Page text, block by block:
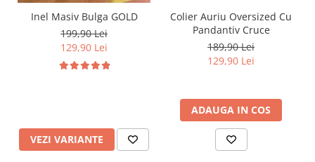
Inel Masiv Bulga GOLD
199,90 Lei
129,90 Lei
VEZI VARIANTE
Colier Auriu Oversized Cu
Pandantiv Cruce
189,90 Lei
129,90 Lei
ADAUGA IN COS